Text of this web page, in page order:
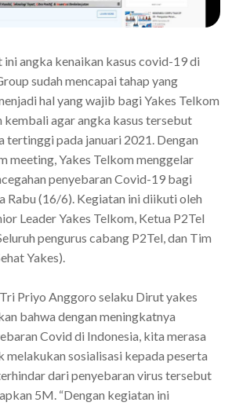
ini angka kenaikan kasus covid-19 di
sudah mencapai tahap yang
hal yang wajib bagi Yakes Telkom
agar angka kasus tersebut
tertinggi pada januari 2021. Dengan
meeting, Yakes Telkom menggelar
penyebaran Covid-19 bagi
Rabu (16/6). Kegiatan ini diikuti oleh
Leader Yakes Telkom, Ketua P2Tel
pengurus cabang P2Tel, dan Tim
Yakes).
Priyo Anggoro selaku Dirut yakes
bahwa dengan meningkatnya
Covid di Indonesia, kita merasa
melakukan sosialisasi kepada peserta
dari penyebaran virus tersebut
5M. “Dengan kegiatan ini